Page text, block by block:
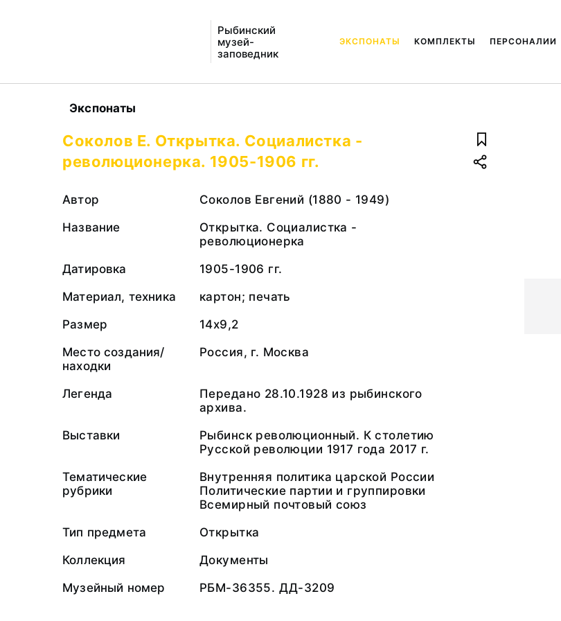
Рыбинский
музей-
заповедник
ЭКСПОНАТЫ КОМПЛЕКТЫ ПЕРСОНАЛИИ
Экспонаты
Соколов Е. Открытка. Социалистка -
революционерка. 1905-1906 гг.
Автор
Соколов Евгений (1880 - 1949)
Название
Открытка. Социалистка -
революционерка
Датировка
1905-1906 гг.
Материал, техника
картон; печать
Размер
14х9,2
Место создания/
находки
Россия, г. Москва
Легенда
Передано 28.10.1928 из рыбинского
архива.
Выставки
Рыбинск революционный. К столетию
Русской революции 1917 года 2017 г.
Тематические
рубрики
Внутренняя политика царской России
Политические партии и группировки
Всемирный почтовый союз
Тип предмета
Открытка
Коллекция
Документы
Музейный номер
РБМ-36355. ДД-3209